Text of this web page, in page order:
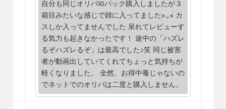
自分も同じオリパ10パック購入しましたが３
箱目みたいな感じで雑に入ってました>_< カ
スしか入ってませんでした 呆れてレビューす
る気力も起きなかったです！ 途中の「ハズレ
るぞハズレるぞ」は最高でした♪笑 同じ被害
者が動画出していてくれてちょっと気持ちが
軽くなりました。 全然、お得中毒じゃないの
でネットでのオリパは二度と購入しません。